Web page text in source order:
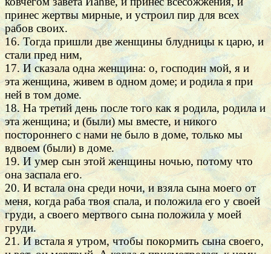
принес жертвы мирные, и устроил пир для всех
рабов своих.
16. Тогда пришли две женщины блудницы к царю, и
стали пред ним,
17. И сказала одна женщина: о, господин мой, я и
эта женщина, живем в одном доме; и родила я при
ней в том доме.
18. На третий день после того как я родила, родила и
эта женщина; и (были) мы вместе, и никого
постороннего с нами не было в доме, только мы
вдвоем (были) в доме.
19. И умер сын этой женщины ночью, потому что
она заспала его.
20. И встала она среди ночи, и взяла сына моего от
меня, когда раба твоя спала, и положила его у своей
груди, а своего мертвого сына положила у моей
груди.
21. И встала я утром, чтобы покормить сына своего,